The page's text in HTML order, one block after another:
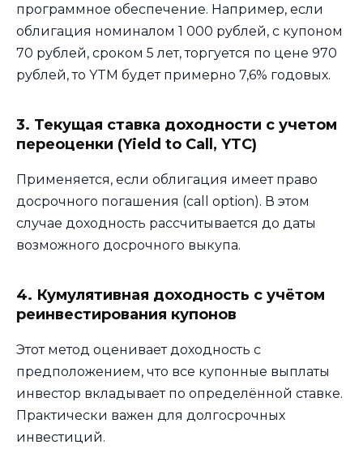
программное обеспечение. Например, если
облигация номиналом 1 000 рублей, с купоном
70 рублей, сроком 5 лет, торгуется по цене 970
рублей, то YTM будет примерно 7,6% годовых.
3. Текущая ставка доходности с учетом
переоценки (Yield to Call, YTC)
Применяется, если облигация имеет право
досрочного погашения (call option). В этом
случае доходность рассчитывается до даты
возможного досрочного выкупа.
4. Кумулятивная доходность с учётом
реинвестирования купонов
Этот метод оценивает доходность с
предположением, что все купонные выплаты
инвестор вкладывает по определённой ставке.
Практически важен для долгосрочных
инвестиций.